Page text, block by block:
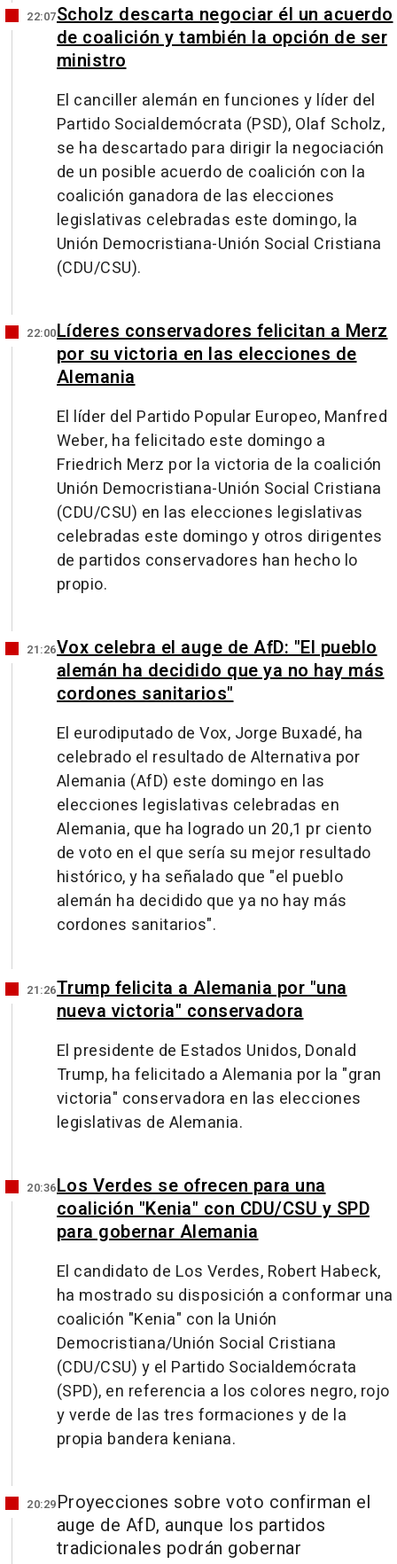
22:07Scholz descarta negociar él un acuerdo
de coalición y también la opción de ser
ministro
El canciller alemán en funciones y líder del
Partido Socialdemócrata (PSD), Olaf Scholz,
se ha descartado para dirigir la negociación
de un posible acuerdo de coalición con la
coalición ganadora de las elecciones
legislativas celebradas este domingo, la
Unión Democristiana-Unión Social Cristiana
(CDU/CSU).
22:00Líderes conservadores felicitan a Merz
por su victoria en las elecciones de
Alemania
El líder del Partido Popular Europeo, Manfred
Weber, ha felicitado este domingo a
Friedrich Merz por la victoria de la coalición
Unión Democristiana-Unión Social Cristiana
(CDU/CSU) en las elecciones legislativas
celebradas este domingo y otros dirigentes
de partidos conservadores han hecho lo
propio.
21:26Vox celebra el auge de AfD: "El pueblo
alemán ha decidido que ya no hay más
cordones sanitarios"
El eurodiputado de Vox, Jorge Buxadé, ha
celebrado el resultado de Alternativa por
Alemania (AfD) este domingo en las
elecciones legislativas celebradas en
Alemania, que ha logrado un 20,1 pr ciento
de voto en el que sería su mejor resultado
histórico, y ha señalado que "el pueblo
alemán ha decidido que ya no hay más
cordones sanitarios".
21:26Trump felicita a Alemania por "una
nueva victoria" conservadora
El presidente de Estados Unidos, Donald
Trump, ha felicitado a Alemania por la "gran
victoria" conservadora en las elecciones
legislativas de Alemania.
20:36Los Verdes se ofrecen para una
coalición "Kenia" con CDU/CSU y SPD
para gobernar Alemania
El candidato de Los Verdes, Robert Habeck,
ha mostrado su disposición a conformar una
coalición "Kenia" con la Unión
Democristiana/Unión Social Cristiana
(CDU/CSU) y el Partido Socialdemócrata
(SPD), en referencia a los colores negro, rojo
y verde de las tres formaciones y de la
propia bandera keniana.
20:29Proyecciones sobre voto confirman el
auge de AfD, aunque los partidos
tradicionales podrán gobernar